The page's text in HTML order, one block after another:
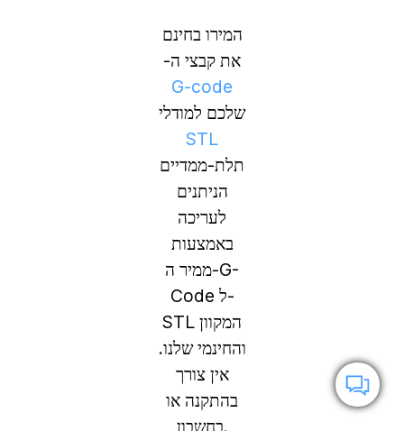
המירו בחינם
את קבצי ה-
G-code
שלכם למודלי
STL
תלת-ממדיים
הניתנים
לעריכה
באמצעות
ממיר ה-G-
Code ל-
STL המקוון
והחינמי שלנו.
אין צורך
בהתקנה או
בחשבון.